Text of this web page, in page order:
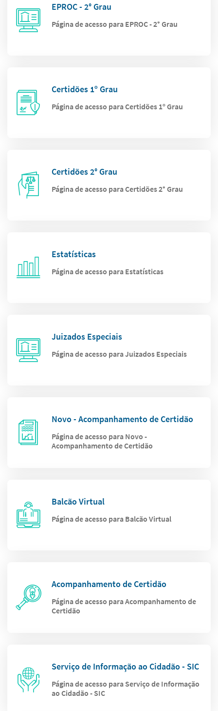
EPROC - 2° Grau
Página de acesso para EPROC - 2° Grau
Certidões 1º Grau
Página de acesso para Certidões 1º Grau
Certidões 2° Grau
Página de acesso para Certidões 2° Grau
Estatísticas
Página de acesso para Estatísticas
Juizados Especiais
Página de acesso para Juizados Especiais
Novo - Acompanhamento de Certidão
Página de acesso para Novo -
Acompanhamento de Certidão
Balcão Virtual
Página de acesso para Balcão Virtual
Acompanhamento de Certidão
Página de acesso para Acompanhamento de
Certidão
Serviço de Informação ao Cidadão - SIC
Página de acesso para Serviço de Informação
ao Cidadão - SIC